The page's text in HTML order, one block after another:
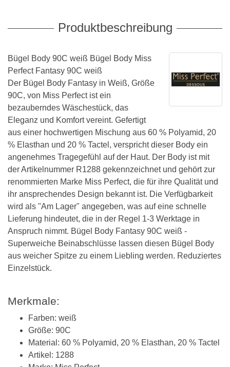
Produktbeschreibung
Bügel Body 90C weiß Bügel Body Miss
Perfect Fantasy 90C weiß
Der Bügel Body Fantasy in Weiß, Größe
90C, von Miss Perfect ist ein
bezauberndes Wäschestück, das
Eleganz und Komfort vereint. Gefertigt
aus einer hochwertigen Mischung aus 60 % Polyamid, 20
% Elasthan und 20 % Tactel, verspricht dieser Body ein
angenehmes Tragegefühl auf der Haut. Der Body ist mit
der Artikelnummer R1288 gekennzeichnet und gehört zur
renommierten Marke Miss Perfect, die für ihre Qualität und
ihr ansprechendes Design bekannt ist. Die Verfügbarkeit
wird als "Am Lager" angegeben, was auf eine schnelle
Lieferung hindeutet, die in der Regel 1-3 Werktage in
Anspruch nimmt. Bügel Body Fantasy 90C weiß -
Superweiche Beinabschlüsse lassen diesen Bügel Body
aus weicher Spitze zu einem Liebling werden. Reduziertes
Einzelstück.
Merkmale:
Farben: weiß
Größe: 90C
Material: 60 % Polyamid, 20 % Elasthan, 20 % Tactel
Artikel: 1288